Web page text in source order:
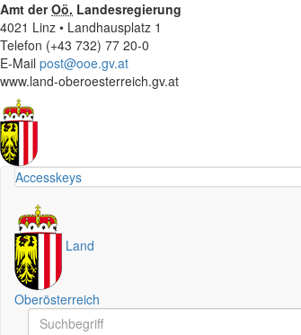
Amt derOö. Landesregierung
4021 Linz • Landhausplatz 1
Telefon (+43 732) 77 20-0
E-Mail post@ooe.gv.at
www.land-oberoesterreich.gv.at
Accesskeys
Land
Oberösterreich
Schnellsuche
Schnellsuche